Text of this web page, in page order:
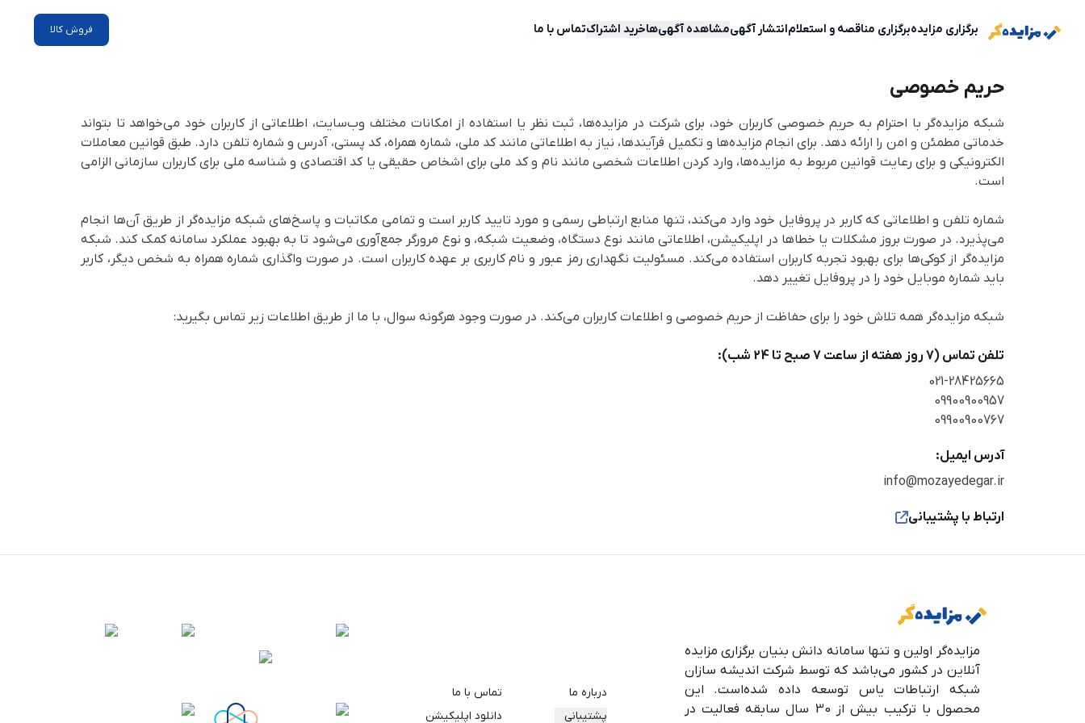
برگزاری مزایده‌برگزاری مناقصه و استعلامانتشار آگهیمشاهده آگهی‌هاخرید اشتراکتماس با ما فروش کالا
حریم خصوصی
شبکه مزایده‌گر با احترام به حریم خصوصی کاربران خود، برای شرکت در مزایده‌ها، ثبت نظر یا استفاده از امکانات مختلف وب‌سایت، اطلاعاتی از کاربران خود می‌خواهد تا بتواند
خدماتی مطمئن و امن را ارائه دهد. برای انجام مزایده‌ها و تکمیل فرآیندها، نیاز به اطلاعاتی مانند کد ملی، شماره همراه، کد پستی، آدرس و شماره تلفن دارد. طبق قوانین معاملات
الکترونیکی و برای رعایت قوانین مربوط به مزایده‌ها، وارد کردن اطلاعات شخصی مانند نام و کد ملی برای اشخاص حقیقی یا کد اقتصادی و شناسه ملی برای کاربران سازمانی الزامی
است.
شماره تلفن و اطلاعاتی که کاربر در پروفایل خود وارد می‌کند، تنها منابع ارتباطی رسمی و مورد تایید کاربر است و تمامی مکاتبات و پاسخ‌های شبکه مزایده‌گر از طریق آن‌ها انجام
می‌پذیرد. در صورت بروز مشکلات یا خطاها در اپلیکیشن، اطلاعاتی مانند نوع دستگاه، وضعیت شبکه، و نوع مرورگر جمع‌آوری می‌شود تا به بهبود عملکرد سامانه کمک کند. شبکه
مزایده‌گر از کوکی‌ها برای بهبود تجربه کاربران استفاده می‌کند. مسئولیت نگهداری رمز عبور و نام کاربری بر عهده کاربران است. در صورت واگذاری شماره همراه به شخص دیگر، کاربر
باید شماره موبایل خود را در پروفایل تغییر دهد.
شبکه مزایده‌گر همه تلاش خود را برای حفاظت از حریم خصوصی و اطلاعات کاربران می‌کند. در صورت وجود هرگونه سوال، با ما از طریق اطلاعات زیر تماس بگیرید:
تلفن تماس (7 روز هفته از ساعت 7 صبح تا 24 شب):
021-28425665
09900900957
09900900767
آدرس ایمیل:
info@mozayedegar.ir
ارتباط با پشتیبانی
مزایده‌گر اولین و تنها سامانه دانش بنیان برگزاری مزایده
آنلاین در کشور می‌باشد که توسط شرکت اندیشه سازان
شبکه ارتباطات یاس توسعه داده شده‌است. این
محصول با ترکیب بیش از 30 سال سابقه فعالیت در
درباره ما
پشتیبانی
تماس با ما
دانلود اپلیکیشن